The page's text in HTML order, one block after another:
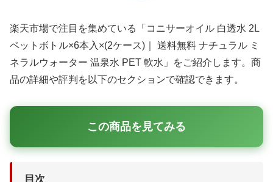
楽天市場で注目を集めている「コニサーオイル 白透水 2L
ペットボトル×6本入×(2ケース)｜ 送料無料 ナチュラル ミ
ネラルウォーター 温泉水 PET 軟水」をご紹介します。商
品の詳細や評判を以下のセクションで確認できます。
この商品を見てみる
目次